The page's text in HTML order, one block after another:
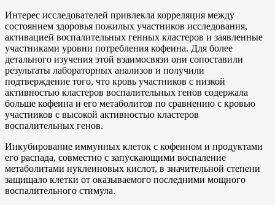
Интерес исследователей привлекла корреляция между
состоянием здоровья пожилых участников исследования,
активацией воспалительных генных кластеров и заявленные
участниками уровни потребления кофеина. Для более
детального изучения этой взаимосвязи они сопоставили
результаты лабораторных анализов и получили
подтверждение того, что кровь участников с низкой
активностью кластеров воспалительных генов содержала
больше кофеина и его метаболитов по сравнению с кровью
участников с высокой активностью кластеров
воспалительных генов.
Инкубирование иммунных клеток с кофеином и продуктами
его распада, совместно с запускающими воспаление
метаболитами нуклеиновых кислот, в значительной степени
защищало клетки от оказываемого последними мощного
воспалительного стимула.